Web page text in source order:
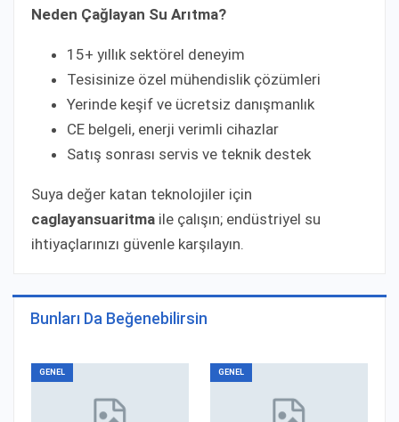
Neden Çağlayan Su Arıtma?
15+ yıllık sektörel deneyim
Tesisinize özel mühendislik çözümleri
Yerinde keşif ve ücretsiz danışmanlık
CE belgeli, enerji verimli cihazlar
Satış sonrası servis ve teknik destek
Suya değer katan teknolojiler için
caglayansuaritma ile çalışın; endüstriyel su
ihtiyaçlarınızı güvenle karşılayın.
Bunları Da Beğenebilirsin
GENEL GENEL